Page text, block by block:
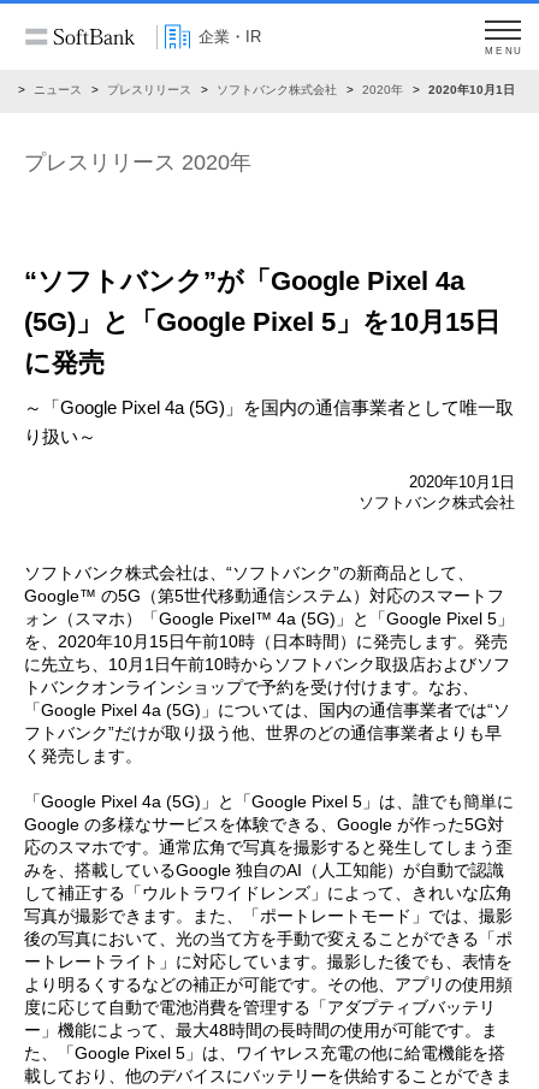
企業・IR
MENU
ニュース プレスリリース ソフトバンク株式会社 2020年 2020年10月1日
プレスリリース 2020年
“ソフトバンク”が「Google Pixel 4a
(5G)」と「Google Pixel 5」を10月15日
に発売
～「Google Pixel 4a (5G)」を国内の通信事業者として唯一取
り扱い～
2020年10月1日
ソフトバンク株式会社
ソフトバンク株式会社は、“ソフトバンク”の新商品として、
Google™ の5G（第5世代移動通信システム）対応のスマートフ
ォン（スマホ）「Google Pixel™ 4a (5G)」と「Google Pixel 5」
を、2020年10月15日午前10時（日本時間）に発売します。発売
に先立ち、10月1日午前10時からソフトバンク取扱店およびソフ
トバンクオンラインショップで予約を受け付けます。なお、
「Google Pixel 4a (5G)」については、国内の通信事業者では“ソ
フトバンク”だけが取り扱う他、世界のどの通信事業者よりも早
く発売します。
「Google Pixel 4a (5G)」と「Google Pixel 5」は、誰でも簡単に
Google の多様なサービスを体験できる、Google が作った5G対
応のスマホです。通常広角で写真を撮影すると発生してしまう歪
みを、搭載しているGoogle 独自のAI（人工知能）が自動で認識
して補正する「ウルトラワイドレンズ」によって、きれいな広角
写真が撮影できます。また、「ポートレートモード」では、撮影
後の写真において、光の当て方を手動で変えることができる「ポ
ートレートライト」に対応しています。撮影した後でも、表情を
より明るくするなどの補正が可能です。その他、アプリの使用頻
度に応じて自動で電池消費を管理する「アダプティブバッテリ
ー」機能によって、最大48時間の長時間の使用が可能です。ま
た、「Google Pixel 5」は、ワイヤレス充電の他に給電機能を搭
載しており、他のデバイスにバッテリーを供給することができま